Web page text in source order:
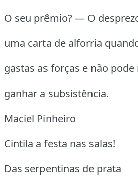
O seu prêmio?— O
uma carta de alforria
gastas as forças e não pode
ganhar a subsistência.
Maciel Pinheiro
Cintila a festa nas salas!
Das serpentinas de prata